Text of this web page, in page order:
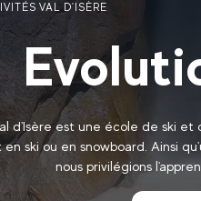
VAL D'ISÈRE
d'Isère est une école de ski et
ski ou en snowboard. Ainsi
nous privilégions